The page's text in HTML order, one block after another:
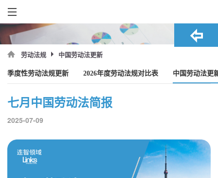
劳动法规 中国劳动法更新
季度性劳动法规更新 2026年度劳动法规对比表 中国劳动法更
七月中国劳动法简报
2025-07-09